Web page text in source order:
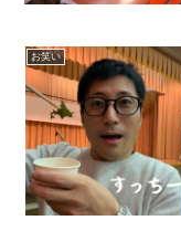
お笑い